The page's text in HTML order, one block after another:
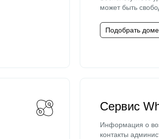
может быть
Подобрать
Сервис
Информация о
контакты